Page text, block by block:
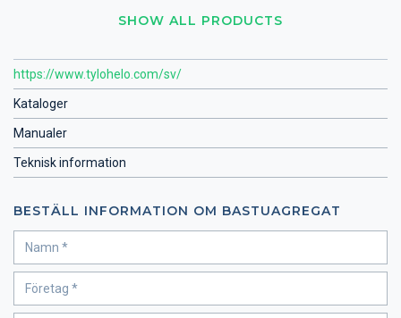
SHOW ALL PRODUCTS
https://www.tylohelo.com/sv/
Kataloger
Manualer
Teknisk information
BESTÄLL INFORMATION OM BASTUAGREGAT